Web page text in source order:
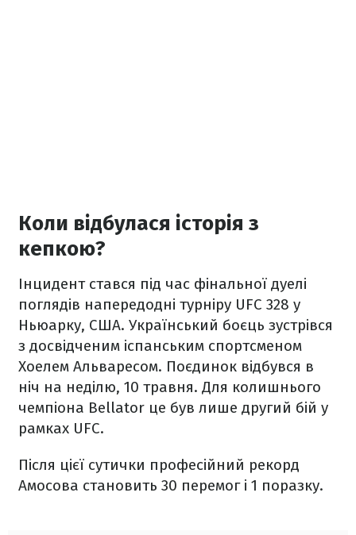
Коли відбулася історія з
кепкою?
Інцидент стався під час фінальної дуелі
поглядів напередодні турніру UFC 328 у
Ньюарку, США. Український боєць зустрівся
з досвідченим іспанським спортсменом
Хоелем Альваресом. Поєдинок відбувся в
ніч на неділю, 10 травня. Для колишнього
чемпіона Bellator це був лише другий бій у
рамках UFC.
Після цієї сутички професійний рекорд
Амосова становить 30 перемог і 1 поразку.